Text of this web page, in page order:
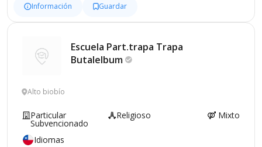
Información Guardar
Escuela Part.trapa Trapa
Butalelbum
Alto biobío
Particular
Subvencionado
Religioso Mixto
Idiomas